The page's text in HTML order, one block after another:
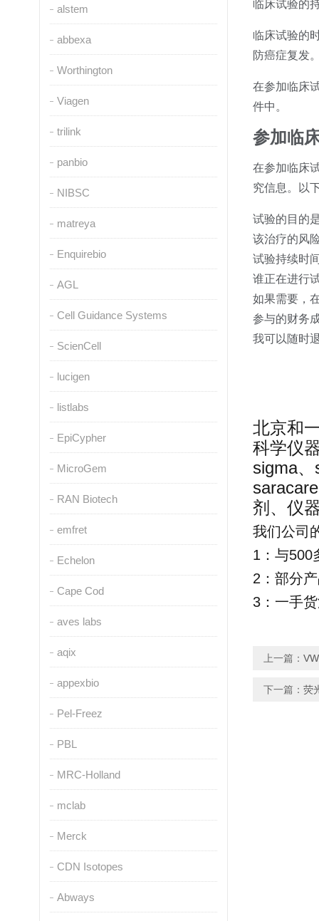
alstem
abbexa
Worthington
Viagen
trilink
panbio
NIBSC
matreya
Enquirebio
AGL
Cell Guidance Systems
ScienCell
lucigen
listlabs
EpiCypher
MicroGem
RAN Biotech
emfret
Echelon
Cape Cod
aves labs
aqix
appexbio
Pel-Freez
PBL
MRC-Holland
mclab
Merck
CDN Isotopes
Abways
临床试验的
临床试验的
防癌症复发
在参加临床
件中。
参加临
在参加临床
究信息。以
试验的目的
该治疗的风
试验持续时
谁正在进行
如果需要，
参与的财务
我可以随时
北京和
科学仪
sigma、
saracare
剂、仪
我们公司
1 ：与500
2 ：部分
3 ：一手
上一篇：
下一篇： 荧